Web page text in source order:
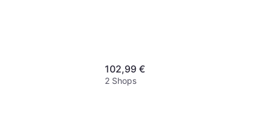
102,99 €
2 Shops